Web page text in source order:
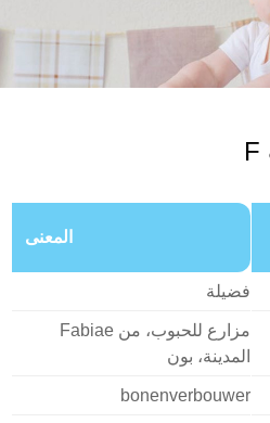
المعنى
فضيلة
مزارع للحبوب، من Fabiae
المدينة، بون
bonenverbouwer